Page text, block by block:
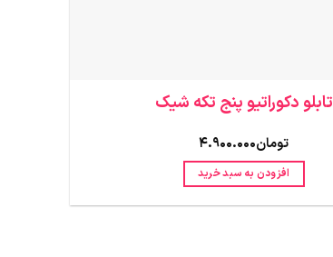
تابلو دکوراتیو پنج تکه شیک
تومان4.900.000
افزودن به سبد خرید